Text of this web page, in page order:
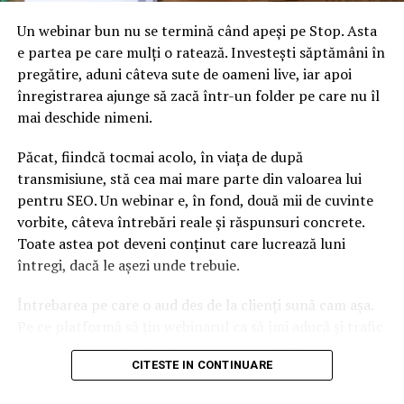
Un webinar bun nu se termină când apeși pe Stop. Asta
e partea pe care mulți o ratează. Investești săptămâni în
pregătire, aduni câteva sute de oameni live, iar apoi
înregistrarea ajunge să zacă într-un folder pe care nu îl
mai deschide nimeni.
Păcat, fiindcă tocmai acolo, în viața de după
transmisiune, stă cea mai mare parte din valoarea lui
pentru SEO. Un webinar e, în fond, două mii de cuvinte
vorbite, câteva întrebări reale și răspunsuri concrete.
Toate astea pot deveni conținut care lucrează luni
întregi, dacă le așezi unde trebuie.
Întrebarea pe care o aud des de la clienți sună cam așa.
din Google, nu doar lead-uri pe moment? Răspunsul
scurt e că platforma contează, dar nu în felul în care
CITESTE IN CONTINUARE